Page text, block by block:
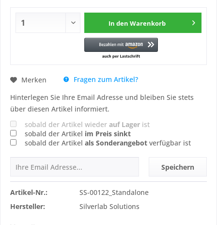
In den Warenkorb
Merken
Fragen zum Artikel?
Hinterlegen Sie Ihre Email Adresse und bleiben Sie stets
über diesen Artikel informiert.
sobald der Artikel wieder auf Lager ist
sobald der Artikel im Preis sinkt
sobald der Artikel als Sonderangebot verfügbar ist
Speichern
Artikel-Nr.:
SS-00122_Standalone
Hersteller:
Silverlab Solutions